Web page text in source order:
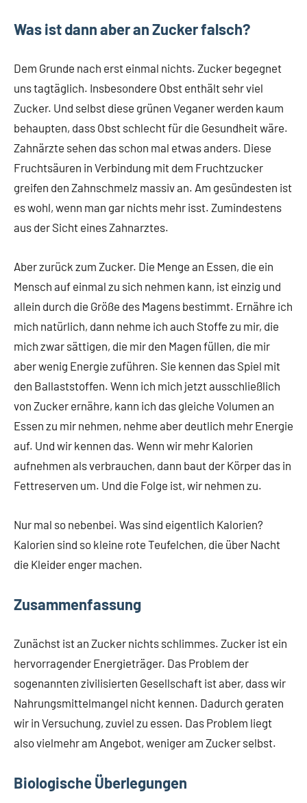
Was ist dann aber an Zucker falsch?
Dem Grunde nach erst einmal nichts. Zucker begegnet
uns tagtäglich. Insbesondere Obst enthält sehr viel
Zucker. Und selbst diese grünen Veganer werden kaum
behaupten, dass Obst schlecht für die Gesundheit wäre.
Zahnärzte sehen das schon mal etwas anders. Diese
Fruchtsäuren in Verbindung mit dem Fruchtzucker
greifen den Zahnschmelz massiv an. Am gesündesten ist
es wohl, wenn man gar nichts mehr isst. Zumindestens
aus der Sicht eines Zahnarztes.
Aber zurück zum Zucker. Die Menge an Essen, die ein
Mensch auf einmal zu sich nehmen kann, ist einzig und
allein durch die Größe des Magens bestimmt. Ernähre ich
mich natürlich, dann nehme ich auch Stoffe zu mir, die
mich zwar sättigen, die mir den Magen füllen, die mir
aber wenig Energie zuführen. Sie kennen das Spiel mit
den Ballaststoffen. Wenn ich mich jetzt ausschließlich
von Zucker ernähre, kann ich das gleiche Volumen an
Essen zu mir nehmen, nehme aber deutlich mehr Energie
auf. Und wir kennen das. Wenn wir mehr Kalorien
aufnehmen als verbrauchen, dann baut der Körper das in
Fettreserven um. Und die Folge ist, wir nehmen zu.
Nur mal so nebenbei. Was sind eigentlich Kalorien?
Kalorien sind so kleine rote Teufelchen, die über Nacht
die Kleider enger machen.
Zusammenfassung
Zunächst ist an Zucker nichts schlimmes. Zucker ist ein
hervorragender Energieträger. Das Problem der
sogenannten zivilisierten Gesellschaft ist aber, dass wir
Nahrungsmittelmangel nicht kennen. Dadurch geraten
wir in Versuchung, zuviel zu essen. Das Problem liegt
also vielmehr am Angebot, weniger am Zucker selbst.
Biologische Überlegungen